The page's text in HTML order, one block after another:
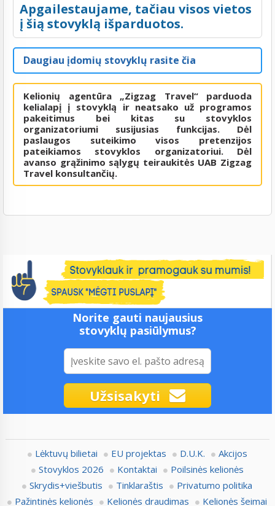
Apgailestaujame, tačiau visos vietos
į šią stovyklą išparduotos.
Daugiau įdomių stovyklų rasite čia
Kelionių agentūra „Zigzag Travel“ parduoda
kelialapį į stovyklą ir neatsako už programos
pakeitimus bei kitas su stovyklos
organizatoriumi susijusias funkcijas. Dėl
paslaugos suteikimo visos pretenzijos
pateikiamos stovyklos organizatoriui. Dėl
avanso grąžinimo sąlygų teiraukitės UAB Zigzag
Travel konsultančių.
Norite gauti naujausius
stovyklų pasiūlymus?
Užsisakyti
Lėktuvų bilietai EU projektas D.U.K.
Akcijos
Stovyklos 2026
Kontaktai
Poilsinės kelionės
Skrydis+viešbutis
Tinklaraštis
Privatumo politika
Pažintinės kelionės
Kelionės draudimas Kelionės šeimai